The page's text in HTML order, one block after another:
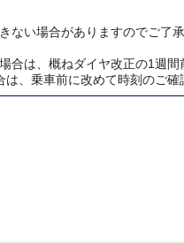
い場合がありますのでご了承
合は、概ねダイヤ改正の1週
、乗車前に改めて時刻のご確